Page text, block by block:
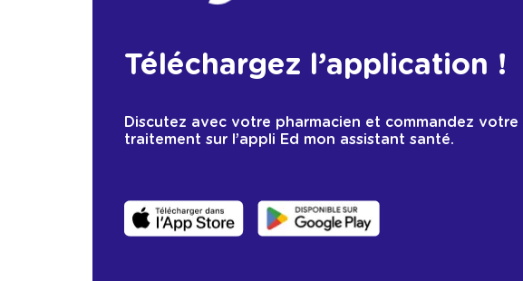
Téléchargez l’application !
Discutez avec votre pharmacien et commandez votre
traitement sur l’appli Ed mon assistant santé.